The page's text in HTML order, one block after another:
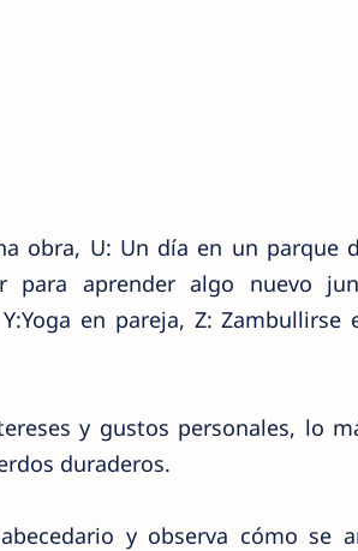
obra, U: Un día en un parque
para aprender algo nuevo
en pareja, Z: Zambullirse
y gustos personales, lo
duraderos.
y observa cómo se